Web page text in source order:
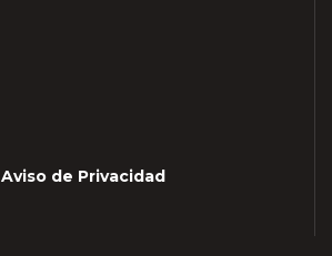
Aviso de Privacidad